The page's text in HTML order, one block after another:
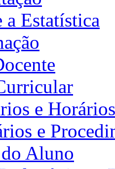
a Estatística
e Horários
e
Aluno